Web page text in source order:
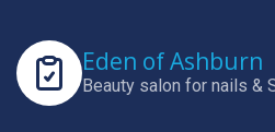
Eden of Ashburn
Beauty salon for nails &